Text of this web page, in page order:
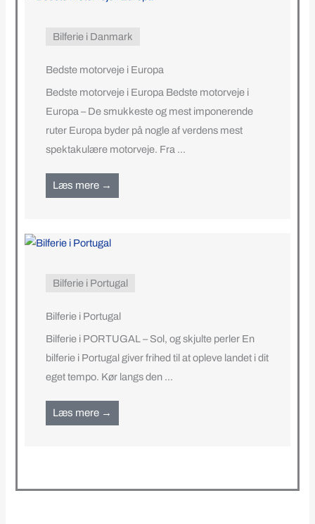
Bilferie i Danmark
Bedste motorveje i Europa
Bedste motorveje i Europa Bedste motorveje i
Europa – De smukkeste og mest imponerende
ruter Europa byder på nogle af verdens mest
spektakulære motorveje. Fra ...
Læs mere →
Bilferie i Portugal
Bilferie i Portugal
Bilferie i PORTUGAL – Sol, og skjulte perler En
bilferie i Portugal giver frihed til at opleve landet i dit
eget tempo. Kør langs den ...
Læs mere →